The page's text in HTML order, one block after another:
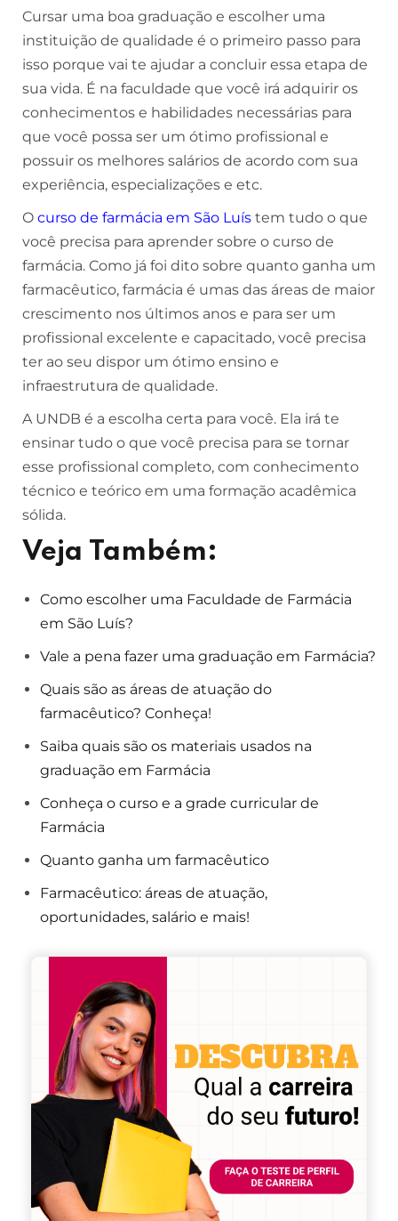
Cursar uma boa graduação e escolher uma
instituição de qualidade é o primeiro passo para
isso porque vai te ajudar a concluir essa etapa de
sua vida. É na faculdade que você irá adquirir os
conhecimentos e habilidades necessárias para
que você possa ser um ótimo profissional e
possuir os melhores salários de acordo com sua
experiência, especializações e etc.
O curso de farmácia em São Luís tem tudo o que
você precisa para aprender sobre o curso de
farmácia. Como já foi dito sobre quanto ganha um
farmacêutico, farmácia é umas das áreas de maior
crescimento nos últimos anos e para ser um
profissional excelente e capacitado, você precisa
ter ao seu dispor um ótimo ensino e
infraestrutura de qualidade.
A UNDB é a escolha certa para você. Ela irá te
ensinar tudo o que você precisa para se tornar
esse profissional completo, com conhecimento
técnico e teórico em uma formação acadêmica
sólida.
Veja Também:
Como escolher uma Faculdade de Farmácia
em São Luís?
Vale a pena fazer uma graduação em Farmácia?
Quais são as áreas de atuação do
farmacêutico? Conheça!
Saiba quais são os materiais usados na
graduação em Farmácia
Conheça o curso e a grade curricular de
Farmácia
Quanto ganha um farmacêutico
Farmacêutico: áreas de atuação,
oportunidades, salário e mais!